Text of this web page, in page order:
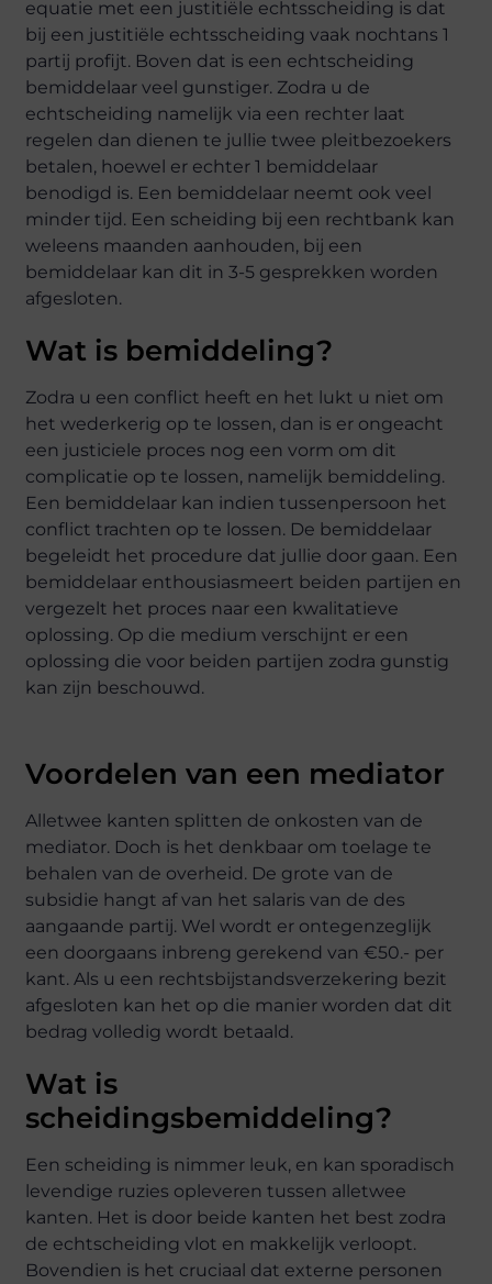
equatie met een justitiële echtsscheiding is dat
bij een justitiële echtsscheiding vaak nochtans 1
partij profijt. Boven dat is een echtscheiding
bemiddelaar veel gunstiger. Zodra u de
echtscheiding namelijk via een rechter laat
regelen dan dienen te jullie twee pleitbezoekers
betalen, hoewel er echter 1 bemiddelaar
benodigd is. Een bemiddelaar neemt ook veel
minder tijd. Een scheiding bij een rechtbank kan
weleens maanden aanhouden, bij een
bemiddelaar kan dit in 3-5 gesprekken worden
afgesloten.
Wat is bemiddeling?
Zodra u een conflict heeft en het lukt u niet om
het wederkerig op te lossen, dan is er ongeacht
een justiciele proces nog een vorm om dit
complicatie op te lossen, namelijk bemiddeling.
Een bemiddelaar kan indien tussenpersoon het
conflict trachten op te lossen. De bemiddelaar
begeleidt het procedure dat jullie door gaan. Een
bemiddelaar enthousiasmeert beiden partijen en
vergezelt het proces naar een kwalitatieve
oplossing. Op die medium verschijnt er een
oplossing die voor beiden partijen zodra gunstig
kan zijn beschouwd.
Voordelen van een mediator
Alletwee kanten splitten de onkosten van de
mediator. Doch is het denkbaar om toelage te
behalen van de overheid. De grote van de
subsidie hangt af van het salaris van de des
aangaande partij. Wel wordt er ontegenzeglijk
een doorgaans inbreng gerekend van €50.- per
kant. Als u een rechtsbijstandsverzekering bezit
afgesloten kan het op die manier worden dat dit
bedrag volledig wordt betaald.
Wat is
scheidingsbemiddeling?
Een scheiding is nimmer leuk, en kan sporadisch
levendige ruzies opleveren tussen alletwee
kanten. Het is door beide kanten het best zodra
de echtscheiding vlot en makkelijk verloopt.
Bovendien is het cruciaal dat externe personen